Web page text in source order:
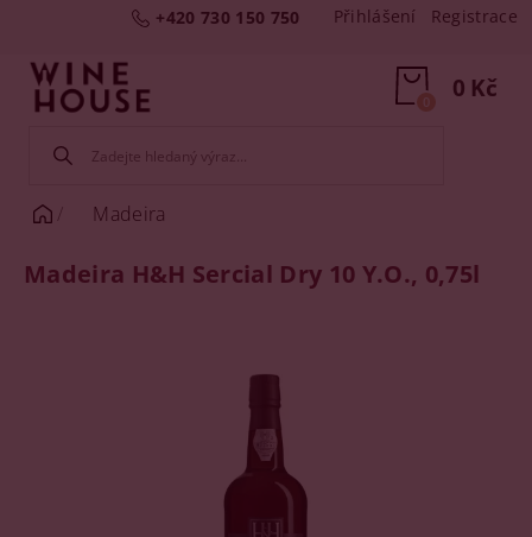
+420 730 150 750 Přihlášení Registrace
0 Kč
0
Madeira
Madeira H&H Sercial Dry 10 Y.O., 0,75l